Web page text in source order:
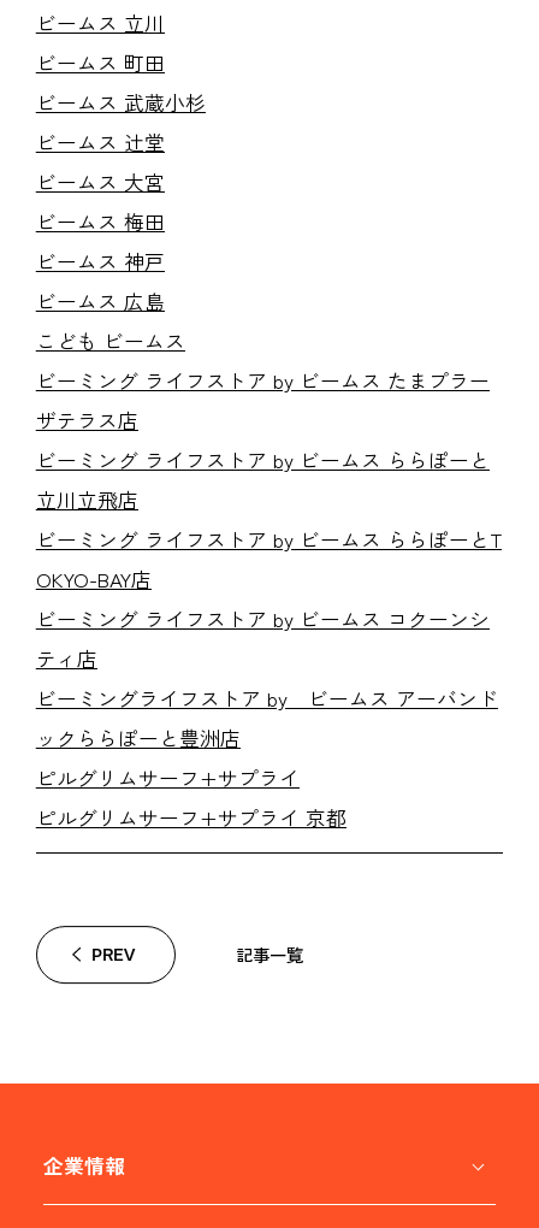
ビームス 立川
ビームス 町田
ビームス 武蔵小杉
ビームス 辻堂
ビームス 大宮
ビームス 梅田
ビームス 神戸
ビームス 広島
こども ビームス
ビーミング ライフストア by ビームス たまプラー
ザテラス店
ビーミング ライフストア by ビームス ららぽーと
立川立飛店
ビーミング ライフストア by ビームス ららぽーとT
OKYO-BAY店
ビーミング ライフストア by ビームス コクーンシ
ティ店
ビーミングライフストア by ビームス アーバンド
ックららぽーと豊洲店
ピルグリムサーフ+サプライ
ピルグリムサーフ+サプライ 京都
記事一覧
PREV
企業情報